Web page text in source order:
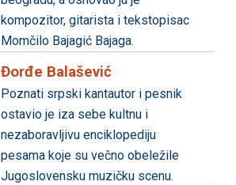
kompozitor, gitarista i tekstopisac
Momčilo Bajagić Bajaga.
Đorđe Balašević
Poznati srpski kantautor i pesnik
ostavio je iza sebe kultnu i
nezaboravljivu enciklopediju
pesama koje su večno obeležile
Jugoslovensku muzičku scenu.